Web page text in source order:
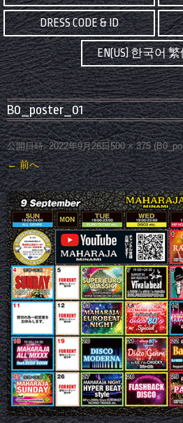
DRESS CODE & ID
EN(US) 한국어
B0_poster_01
公開日時: 2022年9月26日500 × 375(
← 前へ